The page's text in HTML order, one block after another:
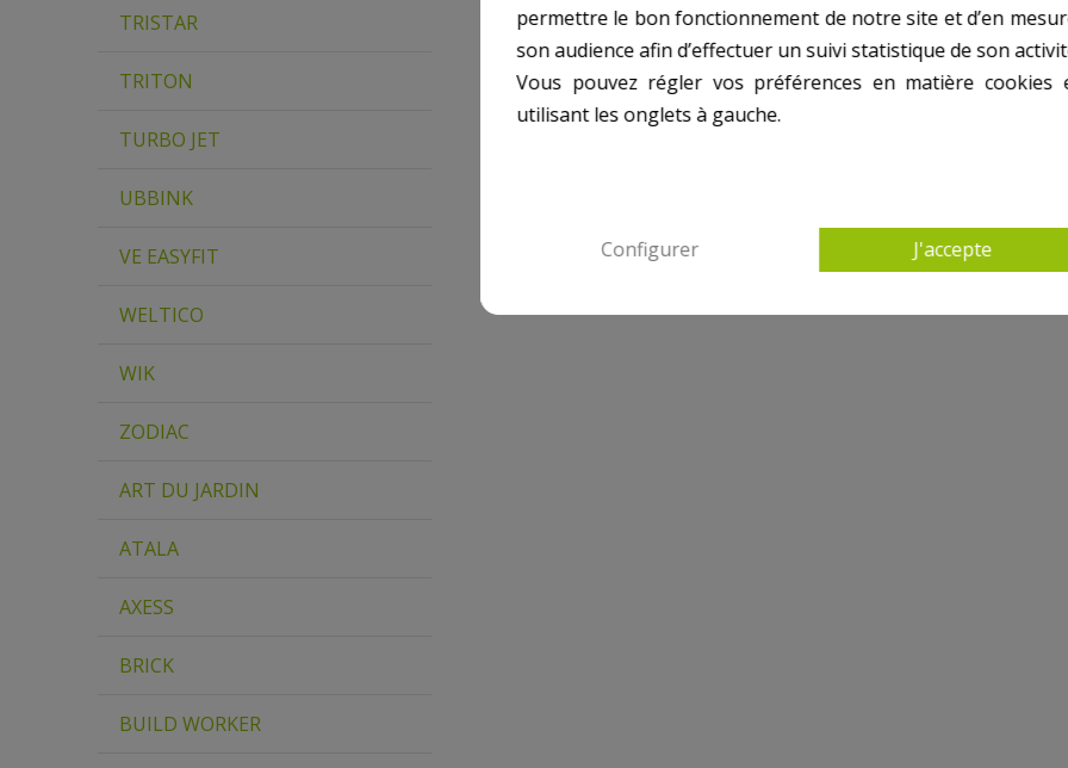
TRISTAR
TRITON
TURBO JET
UBBINK
VE EASYFIT
WELTICO
WIK
ZODIAC
ART DU JARDIN
ATALA
AXESS
BRICK
BUILD WORKER
permettre le bon fonctionnement de notre site et d’en
son audience afin d’effectuer un suivi statistique de son
Vous pouvez régler vos préférences en matière cookies
utilisant les onglets à gauche.
Configurer J'accepte